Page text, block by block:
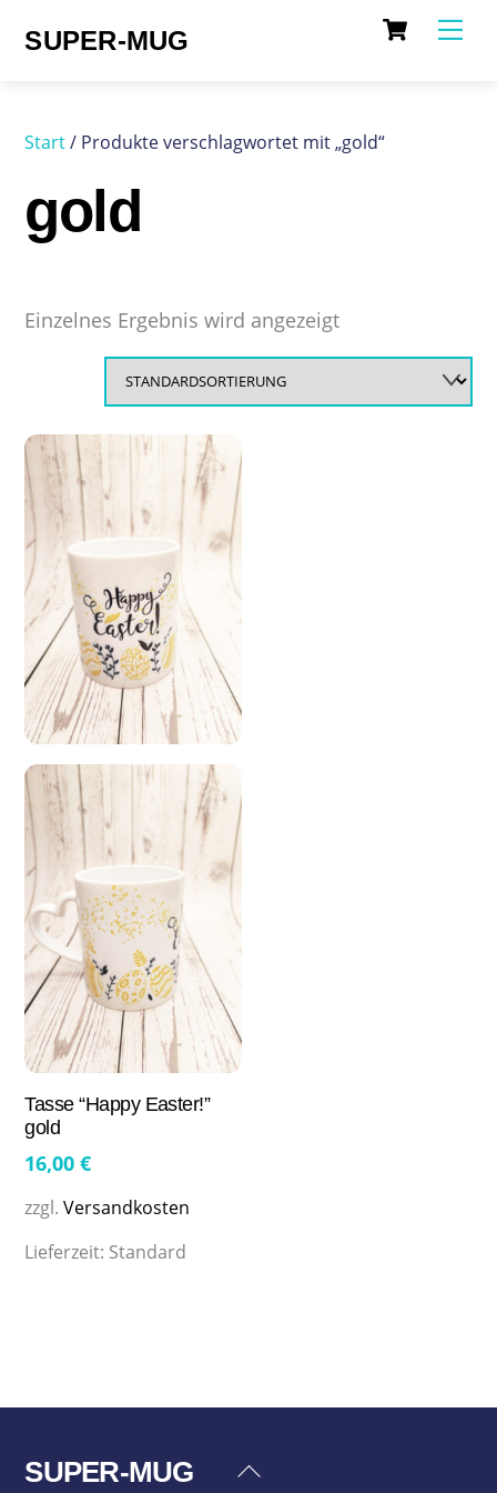
Cart
SUPER-MUG
Start/ Produkte verschlagwortet mit „gold“
gold
Einzelnes Ergebnis wird angezeigt
Tasse “Happy Easter!”
gold
16,00€
zzgl.Versandkosten
Lieferzeit: Standard
Back
SUPER-MUG